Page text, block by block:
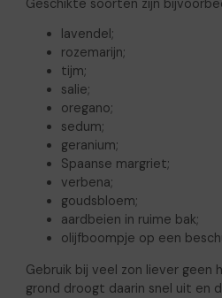
Geschikte soorten zijn
lavendel;
rozemarijn;
tijm;
salie;
oregano;
sedum;
geranium;
Spaanse margriet;
verbena;
goudsbloem;
aardbeien in ruime bak;
olijfboompje op een
Gebruik bij veel zon liever geen
grond droogt daarin snel uit en